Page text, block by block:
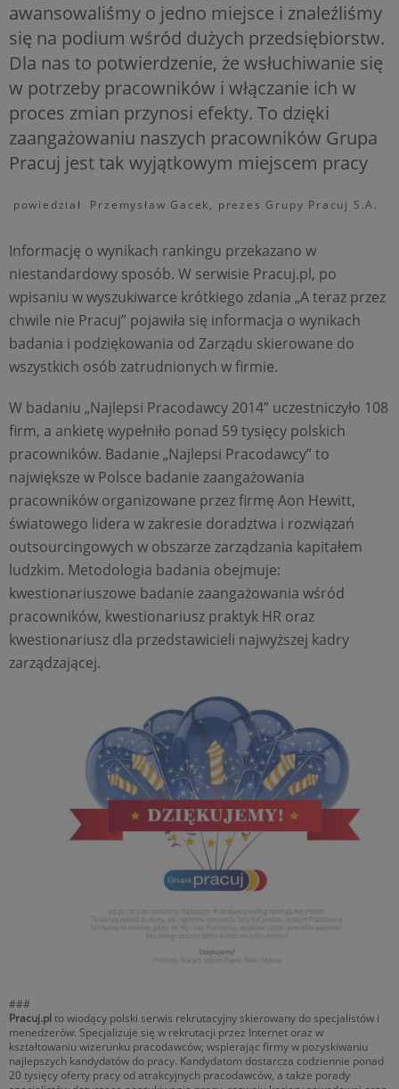
awansowaliśmy o jedno miejsce i znaleźliśmy
się na podium wśród dużych przedsiębiorstw.
Dla nas to potwierdzenie, że wsłuchiwanie się
w potrzeby pracowników i włączanie ich w
proces zmian przynosi efekty. To dzięki
zaangażowaniu naszych pracowników Grupa
Pracuj jest tak wyjątkowym miejscem pracy
powiedział Przemysław Gacek, prezes Grupy Pracuj S.A.
Informację o wynikach rankingu przekazano w
niestandardowy sposób. W serwisie Pracuj.pl, po
wpisaniu w wyszukiwarce krótkiego zdania „A teraz przez
chwile nie Pracuj” pojawiła się informacja o wynikach
badania i podziękowania od Zarządu skierowane do
wszystkich osób zatrudnionych w firmie.
W badaniu „Najlepsi Pracodawcy 2014” uczestniczyło 108
firm, a ankietę wypełniło ponad 59 tysięcy polskich
pracowników. Badanie „Najlepsi Pracodawcy” to
największe w Polsce badanie zaangażowania
pracowników organizowane przez firmę Aon Hewitt,
światowego lidera w zakresie doradztwa i rozwiązań
outsourcingowych w obszarze zarządzania kapitałem
ludzkim. Metodologia badania obejmuje:
kwestionariuszowe badanie zaangażowania wśród
pracowników, kwestionariusz praktyk HR oraz
kwestionariusz dla przedstawicieli najwyższej kadry
zarządzającej.
###
Pracuj.plto wiodący polski serwis rekrutacyjny skierowany do specjalistów i
menedżerów. Specjalizuje się w rekrutacji przez Internet oraz w
kształtowaniu wizerunku pracodawców, wspierając firmy w pozyskiwaniu
najlepszych kandydatów do pracy. Kandydatom dostarcza codziennie ponad
20 tysięcy oferty pracy od atrakcyjnych pracodawców, a także porady